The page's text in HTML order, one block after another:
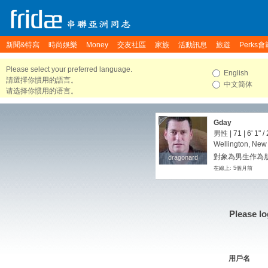
新聞&特寫 時尚娛樂 Money 交友社區 家族 活動訊息 旅遊 Perks會
Please select your preferred language.
請選擇你慣用的語言。
请选择你惯用的语言。
English
中文简体
dragonard
dragonard
Gday
男性 | 71 | 6' 1" /
Wellington,
對象為男生作為
在線上: 5個月前
Please
用戶名